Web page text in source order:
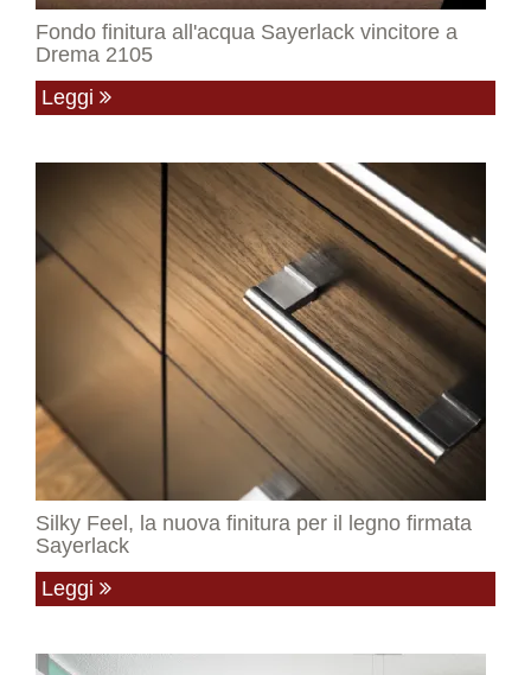
Fondo finitura all'acqua Sayerlack vincitore a
Drema 2105
Leggi
Silky Feel, la nuova finitura per il legno firmata
Sayerlack
Leggi